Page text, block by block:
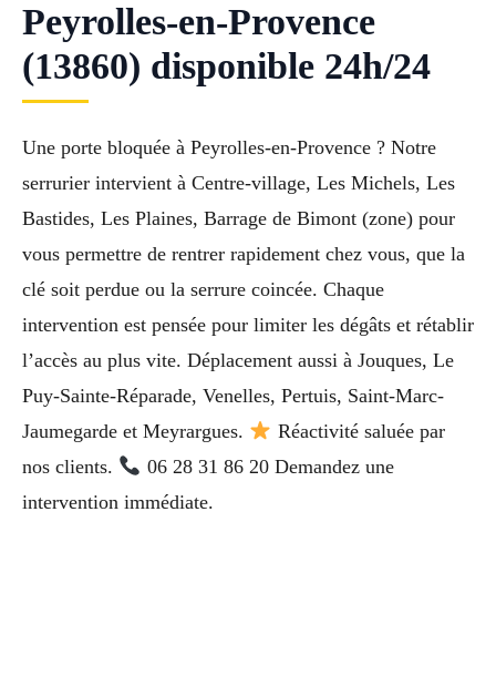
Peyrolles-en-Provence
(13860) disponible 24h/24
Une porte bloquée à Peyrolles-en-Provence ? Notre
serrurier intervient à Centre-village, Les Michels, Les
Bastides, Les Plaines, Barrage de Bimont (zone) pour
vous permettre de rentrer rapidement chez vous, que la
clé soit perdue ou la serrure coincée. Chaque
intervention est pensée pour limiter les dégâts et rétablir
l’accès au plus vite. Déplacement aussi à Jouques, Le
Puy-Sainte-Réparade, Venelles, Pertuis, Saint-Marc-
Jaumegarde et Meyrargues.
Réactivité saluée par
nos clients.
06 28 31 86 20 Demandez une
intervention immédiate.